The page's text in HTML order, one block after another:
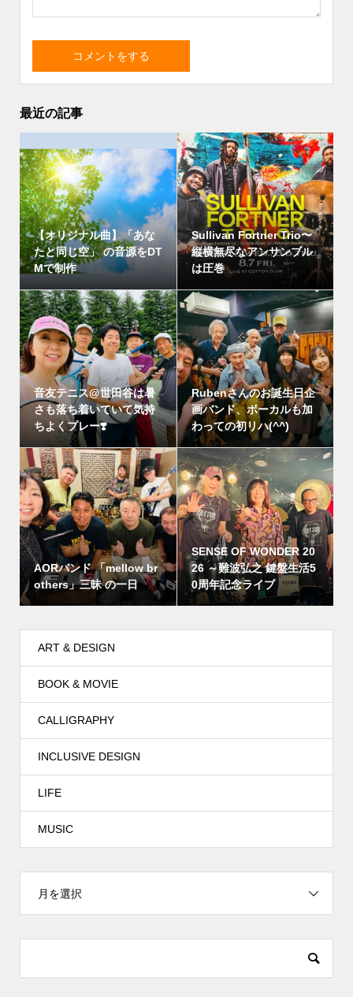
最近の記事
【オリジナル曲】「あな
たと同じ空」 の音源をDT
Mで制作
Sullivan Fortner Trio〜
縦横無尽なアンサンブル
は圧巻
音友テニス@世田谷は暑
さも落ち着いていて気持
ちよくプレー❣️
Rubenさんのお誕生日企
画バンド、ボーカルも加
わっての初リハ(^^)
AORバンド 「mellow br
others」三昧 の一日
SENSE OF WONDER 20
26 ～難波弘之 鍵盤生活5
0周年記念ライブ
ART & DESIGN
BOOK & MOVIE
CALLIGRAPHY
INCLUSIVE DESIGN
LIFE
MUSIC
月を選択